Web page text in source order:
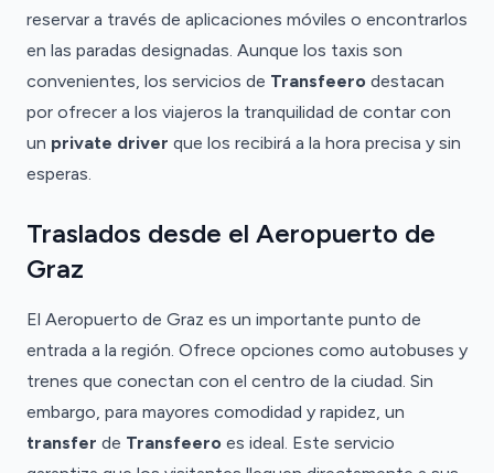
reservar a través de aplicaciones móviles o encontrarlos
en las paradas designadas. Aunque los taxis son
convenientes, los servicios de Transfeero destacan
por ofrecer a los viajeros la tranquilidad de contar con
un private driver que los recibirá a la hora precisa y sin
esperas.
Traslados desde el Aeropuerto de
Graz
El Aeropuerto de Graz es un importante punto de
entrada a la región. Ofrece opciones como autobuses y
trenes que conectan con el centro de la ciudad. Sin
embargo, para mayores comodidad y rapidez, un
transfer de Transfeero es ideal. Este servicio